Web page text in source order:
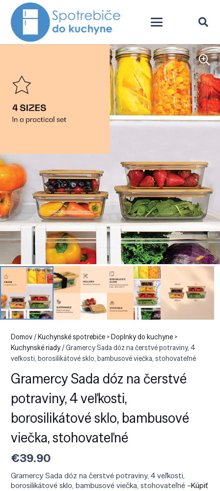
Domov/Kuchynské spotrebiče > Doplnky do kuchyne >
Kuchynské riady/ Gramercy Sada dóz na čerstvé potraviny, 4
veľkosti, borosilikátové sklo, bambusové viečka, stohovateľné
Gramercy Sada dóz na čerstvé
potraviny, 4 veľkosti,
borosilikátové sklo, bambusové
viečka, stohovateľné
€39.90
Gramercy Sada dóz na čerstvé potraviny, 4 veľkosti,
borosilikátové sklo, bambusové viečka, stohovateľné –Kúpiť